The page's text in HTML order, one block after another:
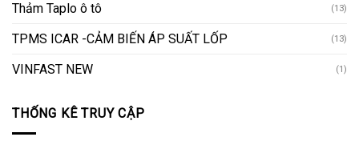
Thảm Taplo ô tô (13)
TPMS ICAR -CẢM BIẾN ÁP SUẤT LỐP (13)
VINFAST NEW (1)
THỐNG KÊ TRUY CẬP